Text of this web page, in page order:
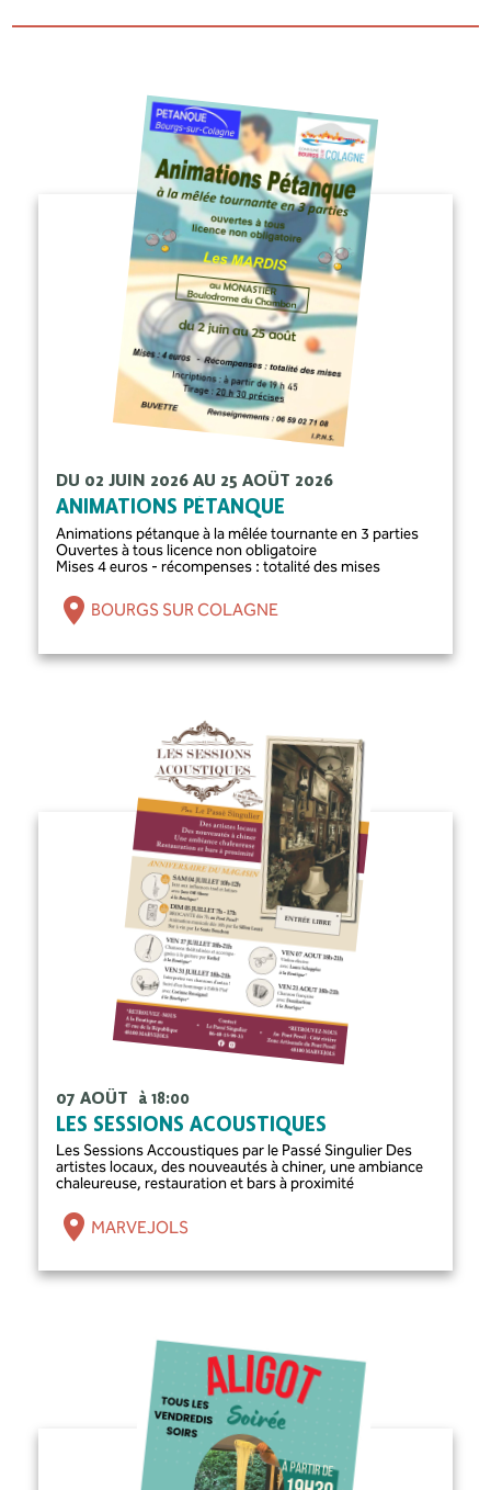
DU 02 JUIN 2026 AU 25 AOÛT 2026
ANIMATIONS PÉTANQUE
Animations pétanque à la mêlée tournante en 3 parties
Ouvertes à tous licence non obligatoire
Mises 4 euros - récompenses : totalité des mises
BOURGS SUR COLAGNE
07 AOÛT à 18:00
LES SESSIONS ACOUSTIQUES
Les Sessions Accoustiques par le Passé Singulier Des
artistes locaux, des nouveautés à chiner, une ambiance
chaleureuse, restauration et bars à proximité
MARVEJOLS